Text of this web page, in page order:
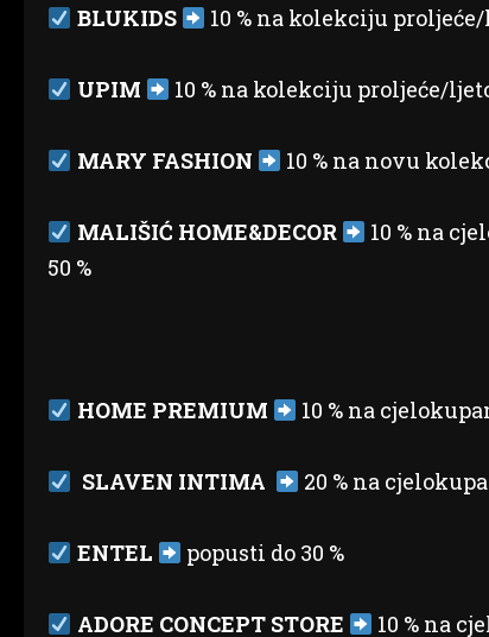
BLUKIDS 10 % na kolekciju
UPIM 10 % na kolekciju proljeće/
MARY FASHION 10 % na novu
MALIŠIĆ HOME&DECOR
10 % na
50 %
HOME PREMIUM 10 % na
SLAVEN INTIMA 20 % na
ENTEL popusti do 30 %
ADORE CONCEPT STORE 10 % na